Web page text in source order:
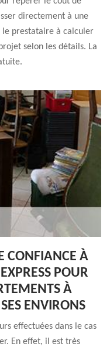
directement à une
le prestataire à calculer
selon les détails. La
CONFIANCE À
POUR
À
ENVIRONS
effectuées dans le cas
En effet, il est très